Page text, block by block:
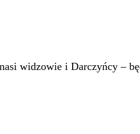
widzowie i Darczyńcy –